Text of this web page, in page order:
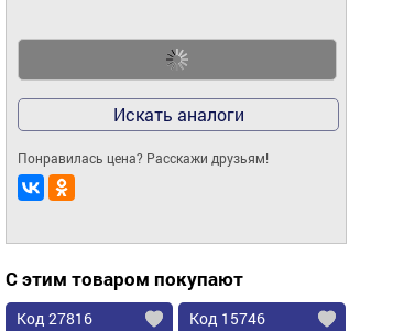
Искать аналоги
Понравилась цена? Расскажи друзьям!
С этим товаром покупают
Код 27816 Код 15746